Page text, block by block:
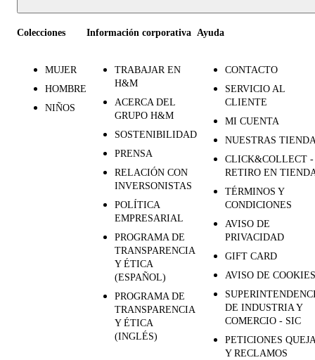
Colecciones
MUJER
HOMBRE
NIÑOS
Información corporativa
TRABAJAR EN
H&M
ACERCA DEL
GRUPO H&M
SOSTENIBILIDAD
PRENSA
RELACIÓN CON
INVERSONISTAS
POLÍTICA
EMPRESARIAL
PROGRAMA DE
TRANSPARENCIA
Y ÉTICA
(ESPAÑOL)
PROGRAMA DE
TRANSPARENCIA
Y ÉTICA
(INGLÉS)
Ayuda
CONTACTO
SERVICIO AL
CLIENTE
MI CUENTA
NUESTRAS
CLICK&COLLECT -
RETIRO EN
TÉRMINOS Y
CONDICIONES
AVISO DE
PRIVACIDAD
GIFT CARD
AVISO DE COOKIES
DE INDUSTRIA Y
COMERCIO - SIC
PETICIONES
Y RECLAMOS